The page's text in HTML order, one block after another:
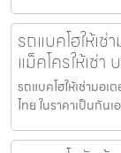
รถแบคโฮให้เช่
แม็คโครให้เช่
รถแบคโฮให้เช่ามอเ
ไทย ในราคาเป็นกั